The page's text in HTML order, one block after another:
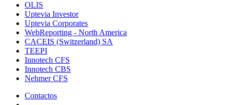
OLIS
Uptevia Investor
Uptevia Corporates
WebReporting - North America
CACEIS (Switzerland) SA
TEEPI
Innotech CFS
Innotech CBS
Nehmer CFS
Contactos